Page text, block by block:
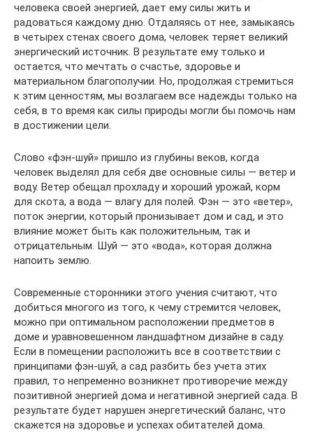
человека своей энергией, дает ему силы жить и
радоваться каждому дню. Отдаляясь от нее, замыкаясь
в четырех стенах своего дома, человек теряет великий
энергический источник. В результате ему только и
остается, что мечтать о счастье, здоровье и
материальном благополучии. Но, продолжая стремиться
к этим ценностям, мы возлагаем все надежды только на
себя, в то время как силы природы могли бы помочь нам
в достижении цели.
Слово «фэн-шуй» пришло из глубины веков, когда
человек выделял для себя две основные силы — ветер и
воду. Ветер обещал прохладу и хороший урожай, корм
для скота, а вода — влагу для полей. Фэн — это «ветер»,
поток энергии, который пронизывает дом и сад, и это
влияние может быть как положительным, так и
отрицательным. Шуй — это «вода», которая должна
напоить землю.
Современные сторонники этого учения считают, что
добиться многого из того, к чему стремится человек,
можно при оптимальном расположении предметов в
доме и уравновешенном ландшафтном дизайне в саду.
Если в помещении расположить все в соответствии с
принципами фэн-шуй, а сад разбить без учета этих
правил, то непременно возникнет противоречие между
позитивной энергией дома и негативной энергией сада. В
результате будет нарушен энергетический баланс, что
скажется на здоровье и успехах обитателей дома.